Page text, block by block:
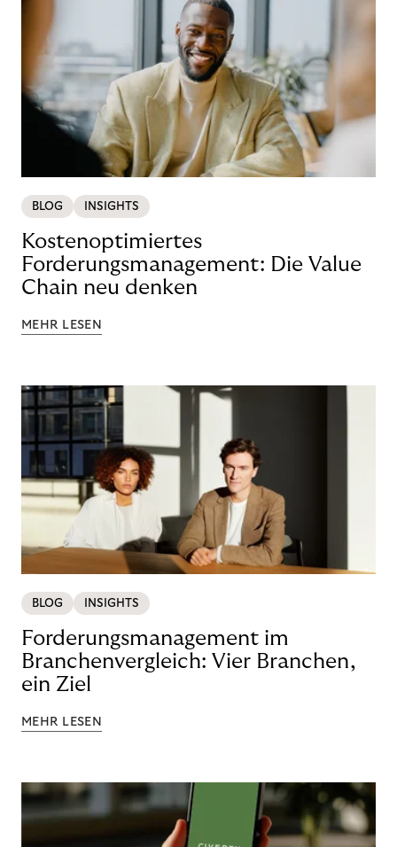
BLOG INSIGHTS
Kostenoptimiertes
Forderungsmanagement: Die Value
Chain neu denken
MEHR LESEN
BLOG INSIGHTS
Forderungsmanagement im
Branchenvergleich: Vier Branchen,
ein Ziel
MEHR LESEN